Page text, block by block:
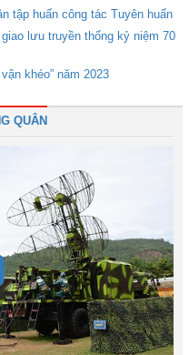
tập huấn công tác Tuyên huấn
lưu truyền thống kỷ niệm 70
khéo” năm 2023
QUÂN